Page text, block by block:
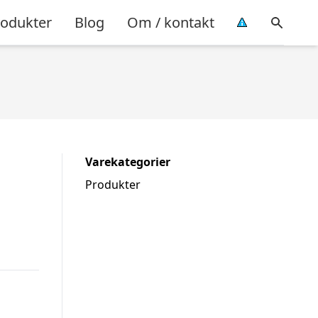
Blog Om / kontakt
Varekategorier
Produkter